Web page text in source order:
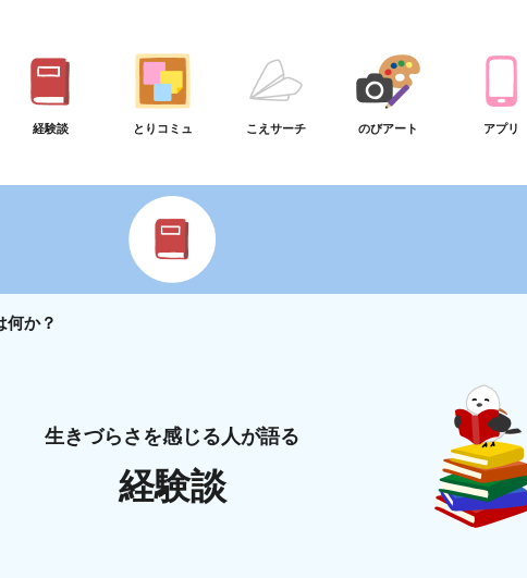
経験談 とりコミュ こえサーチ のびアート アプリ
何か？
生きづらさを感じる人が語る
経験談